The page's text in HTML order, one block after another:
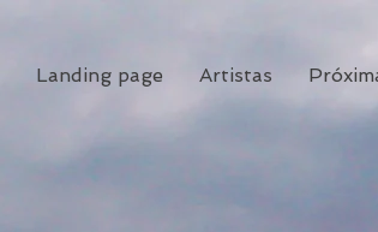
Landing page Artistas